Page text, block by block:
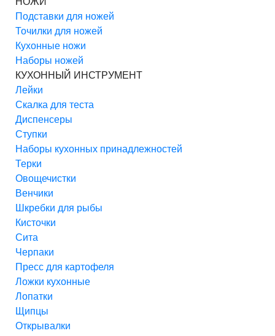
Подставки для ножей
Точилки для ножей
Кухонные ножи
Наборы ножей
КУХОННЫЙ ИНСТРУМЕНТ
Лейки
Скалка для теста
Диспенсеры
Ступки
Наборы кухонных принадлежностей
Терки
Овощечистки
Венчики
Шкребки для рыбы
Кисточки
Сита
Черпаки
Пресс для картофеля
Ложки кухонные
Лопатки
Щипцы
Открывалки